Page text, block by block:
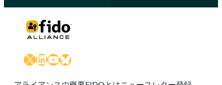
X LinkedIn
YouTube
Bluesky